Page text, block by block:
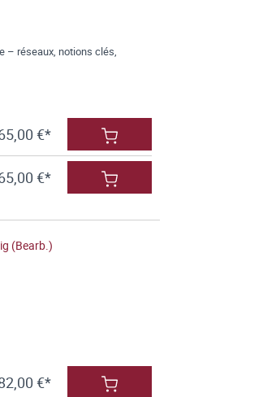
– réseaux, notions clés,
€*
€*
(Bearb.)
€*